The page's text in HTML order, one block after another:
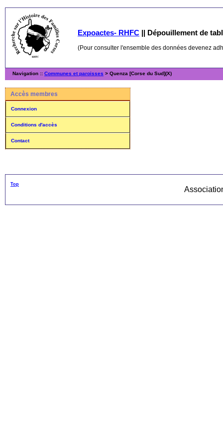
Expoactes- RHFC || Dépouillement de
(Pour consulter l'ensemble des données devenez
Navigation :: Communes et paroisses > Quenza [Corse du Sud](X)
Accès membres
Connexion
Conditions d'accès
Contact
Top